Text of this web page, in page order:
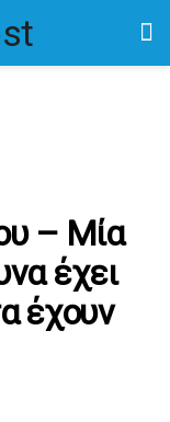
– Μία
έχει
έχουν